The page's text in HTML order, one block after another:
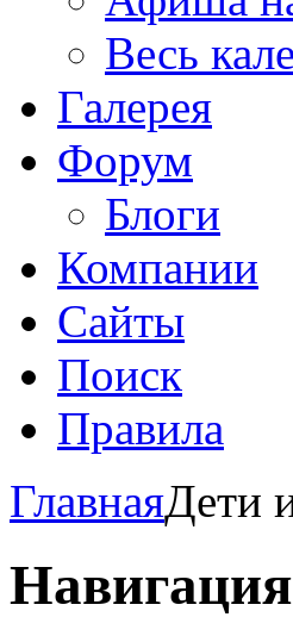
Весь
Галерея
Форум
Блоги
Компании
Сайты
Поиск
Правила
ГлавнаяДети
Навигация